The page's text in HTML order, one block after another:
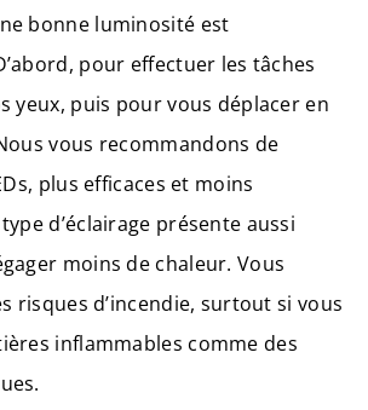
bonne luminosité est
pour effectuer les tâches
yeux, puis pour vous déplacer en
vous recommandons de
plus efficaces et moins
d’éclairage présente aussi
moins de chaleur. Vous
risques d’incendie, surtout si vous
inflammables comme des